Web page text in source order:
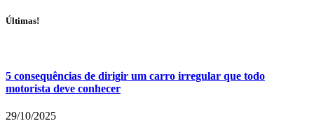
Últimas!
5 consequências de dirigir um carro irregular que todo
motorista deve conhecer
29/10/2025